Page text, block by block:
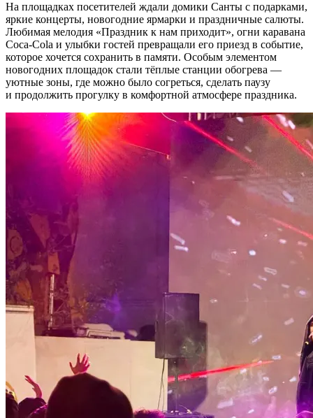
На площадках посетителей ждали домики Санты с подарками,
яркие концерты, новогодние ярмарки и праздничные салюты.
Любимая мелодия «Праздник к нам приходит», огни каравана
Coca-Cola и улыбки гостей превращали его приезд в событие,
которое хочется сохранить в памяти. Особым элементом
новогодних площадок стали тёплые станции обогрева —
уютные зоны, где можно было согреться, сделать паузу
и продолжить прогулку в комфортной атмосфере праздника.